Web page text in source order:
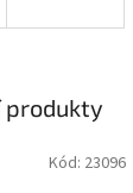
produkty
Kód: 23096